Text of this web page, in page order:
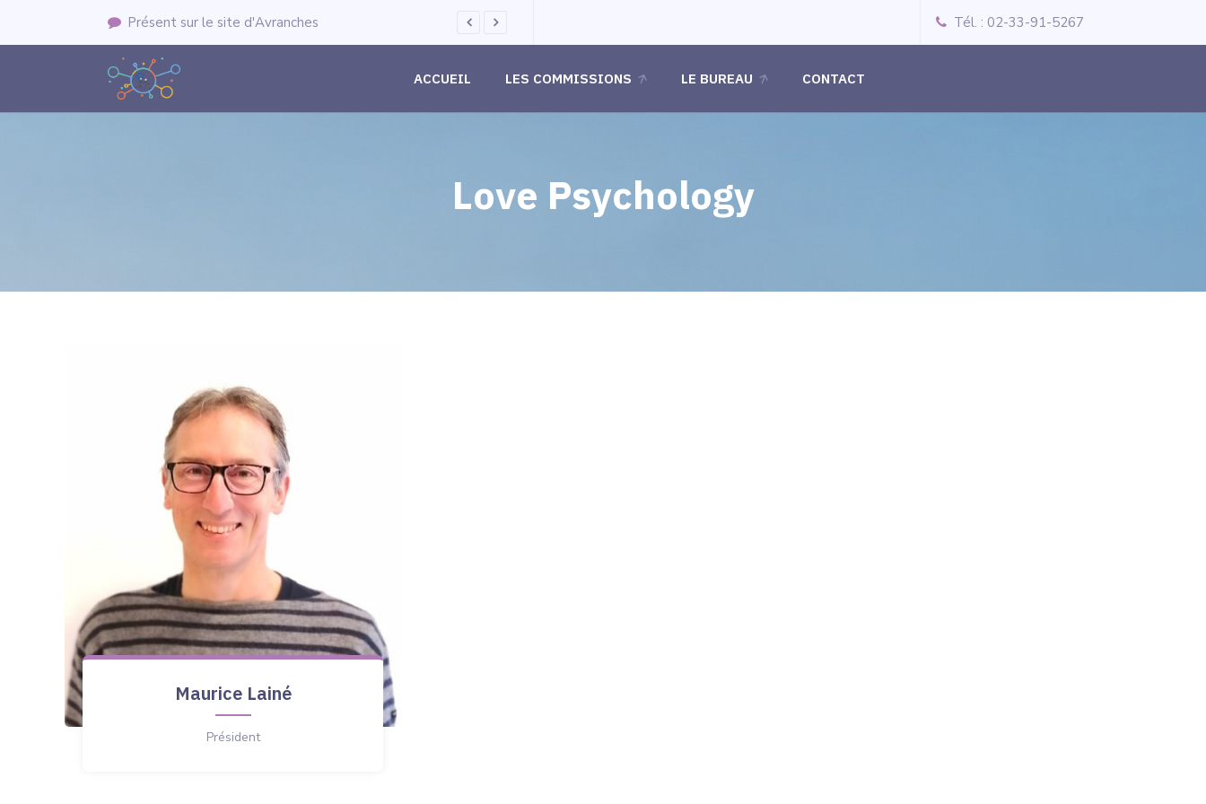
Présent sur le site d'Avranches Présent sur le site de Granville Tél. : 02-33-91-5267
ACCUEIL LES COMMISSIONS LE BUREAU CONTACT
Love Psychology
Maurice Lainé
Président